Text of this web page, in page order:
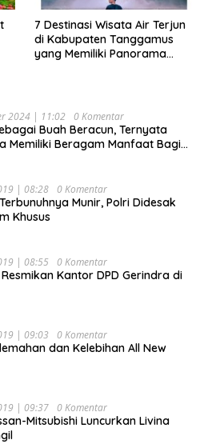
7 Destinasi Wisata Air Terjun
di Kabupaten Tanggamus
yang Memiliki Panorama
2024 | 11:02 0 Komentar
Buah Beracun, Ternyata
Memiliki Beragam Manfaat Bagi
| 08:28 0 Komentar
Munir, Polri Didesak
Khusus
| 08:55 0 Komentar
Kantor DPD Gerindra di
| 09:03 0 Komentar
dan Kelebihan All New
| 09:37 0 Komentar
Mitsubishi Luncurkan Livina